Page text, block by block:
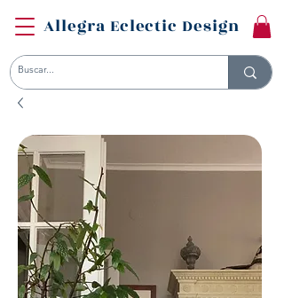
Allegra Eclectic Design